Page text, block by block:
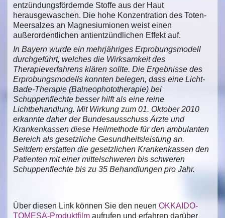
entzündungsfördernde Stoffe aus der Haut
herausgewaschen. Die hohe Konzentration des Toten-
Meersalzes an Magnesiumionen weist einen
außerordentlichen antientzündlichen Effekt auf.
In Bayern wurde ein mehrjähriges Erprobungsmodell
durchgeführt, welches die Wirksamkeit des
Therapieverfahrens klären sollte. Die Ergebnisse des
Erprobungsmodells konnten belegen, dass eine Licht-
Bade-Therapie (Balneophototherapie) bei
Schuppenflechte besser hilft als eine reine
Lichtbehandlung. Mit Wirkung zum 01. Oktober 2010
erkannte daher der Bundesausschuss Ärzte und
Krankenkassen diese Heilmethode für den ambulanten
Bereich als gesetzliche Gesundheitsleistung an.
Seitdem erstatten die gesetzlichen Krankenkassen den
Patienten mit einer mittelschweren bis schweren
Schuppenflechte bis zu 35 Behandlungen pro Jahr.
Über diesen Link können Sie den neuen OKKAIDO-
TOMESA-Produktfilm aufrufen und erfahren darüber